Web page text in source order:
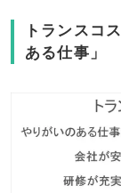
トランスコ
ある仕事」